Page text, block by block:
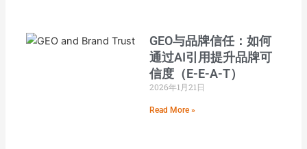
GEO与品牌信任：如何
通过AI引用提升品牌可
信度（E-E-A-T）
2026年1月21日
Read More »